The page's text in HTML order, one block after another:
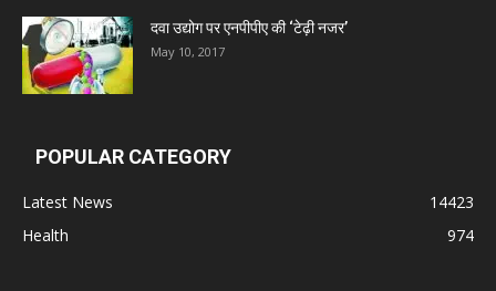
Digital Vision
Carewell Ayurveda
दवा उद्योग पर एनपीपीए की ‘टेढ़ी नजर’
May 10, 2017
POPULAR CATEGORY
Latest News
14423
Health
974